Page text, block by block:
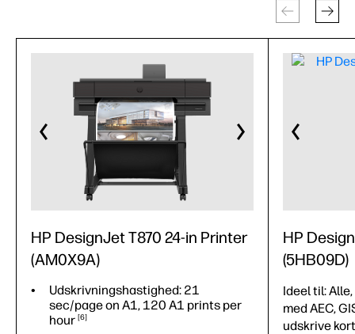
HP DesignJet T870 24-in Printer
(AM0X9A)
Udskrivningshastighed: 21
sec/page on A1, 120 A1 prints per
hour 6
HP
(5HB09D)
Ideel til:
med AEC,
udskrive